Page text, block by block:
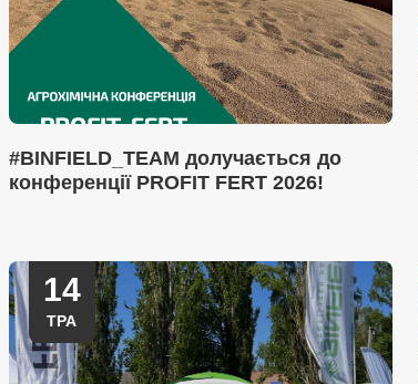
#BINFIELD_TEAM долучається до
конференції PROFIT FERT 2026!
14
ТРА